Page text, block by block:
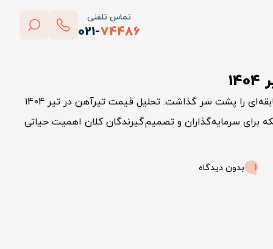
تماس تلفنی
021-74486
بازار فولاد ایران در تیر 1404 روزهای کم‌سابقه‌ای را پشت سر گذاشت. تحلیل قیمت تیرآهن در تیر 1404
برای سرمایه‌گذاران و تصمیم‌گیرندگان کلان اهمیت حیاتی
بدون دیدگاه